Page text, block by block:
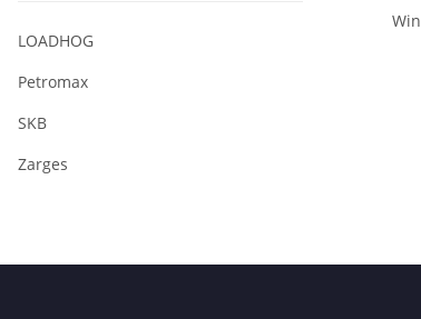
LOADHOG
Petromax
SKB
Zarges